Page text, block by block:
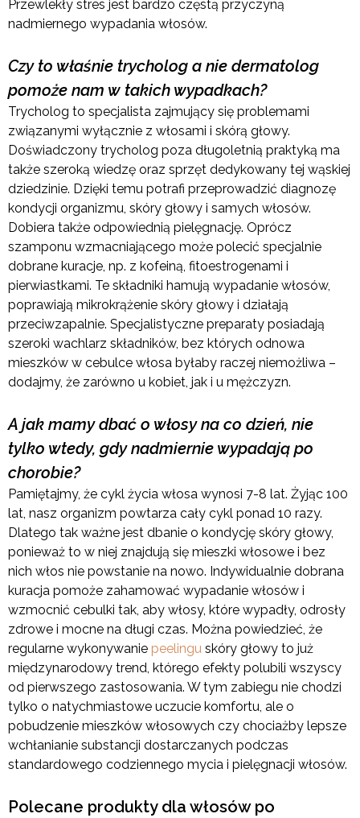
Przewlekły stres jest bardzo częstą przyczyną
nadmiernego wypadania włosów.
Czy to właśnie trycholog a nie dermatolog
pomoże nam w takich wypadkach?
Trycholog to specjalista zajmujący się problemami
związanymi wyłącznie z włosami i skórą głowy.
Doświadczony trycholog poza długoletnią praktyką ma
także szeroką wiedzę oraz sprzęt dedykowany tej wąskiej
dziedzinie. Dzięki temu potrafi przeprowadzić diagnozę
kondycji organizmu, skóry głowy i samych włosów.
Dobiera także odpowiednią pielęgnację. Oprócz
szamponu wzmacniającego może polecić specjalnie
dobrane kuracje, np. z kofeiną, fitoestrogenami i
pierwiastkami. Te składniki hamują wypadanie włosów,
poprawiają mikrokrążenie skóry głowy i działają
przeciwzapalnie. Specjalistyczne preparaty posiadają
szeroki wachlarz składników, bez których odnowa
mieszków w cebulce włosa byłaby raczej niemożliwa –
dodajmy, że zarówno u kobiet, jak i u mężczyzn.
A jak mamy dbać o włosy na co dzień, nie
tylko wtedy, gdy nadmiernie wypadają po
chorobie?
Pamiętajmy, że cykl życia włosa wynosi 7-8 lat. Żyjąc 100
lat, nasz organizm powtarza cały cykl ponad 10 razy.
Dlatego tak ważne jest dbanie o kondycję skóry głowy,
ponieważ to w niej znajdują się mieszki włosowe i bez
nich włos nie powstanie na nowo. Indywidualnie dobrana
kuracja pomoże zahamować wypadanie włosów i
wzmocnić cebulki tak, aby włosy, które wypadły, odrosły
zdrowe i mocne na długi czas. Można powiedzieć, że
regularne wykonywanie peelingu skóry głowy to już
międzynarodowy trend, którego efekty polubili wszyscy
od pierwszego zastosowania. W tym zabiegu nie chodzi
tylko o natychmiastowe uczucie komfortu, ale o
pobudzenie mieszków włosowych czy chociażby lepsze
wchłanianie substancji dostarczanych podczas
standardowego codziennego mycia i pielęgnacji włosów.
Polecane produkty dla włosów po